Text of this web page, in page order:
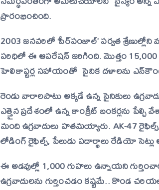
ప్రారంభించింది.
2003 జనవరిలో ‘పీర్‌పంజాల్‌’ పర్వత
పరిధిలో ఈ ఆపరేషన్‌ జరిగింది. మొత్తం 15,000
హెలికాప్టర్ల సహాయంతో సైనిక దళాలను
రెండు వారాలపాటు అక్కడే ఉన్న సైనికులు
ఎత్తైన ప్రదేశంలో ఉన్న కాంక్రీట్ బంకర్లను
మంది ఉగ్రవాదులు హతమయ్యారు. AK-47
లోడింగ్ రైఫిల్స్, పేలుడు పదార్థాలు రేడియో
ఈ అడవుల్లో 1,000 గుహలు ఉన్నాయని
ఉగ్రవాదులను గుర్తించడం కష్టమే.. కొండ